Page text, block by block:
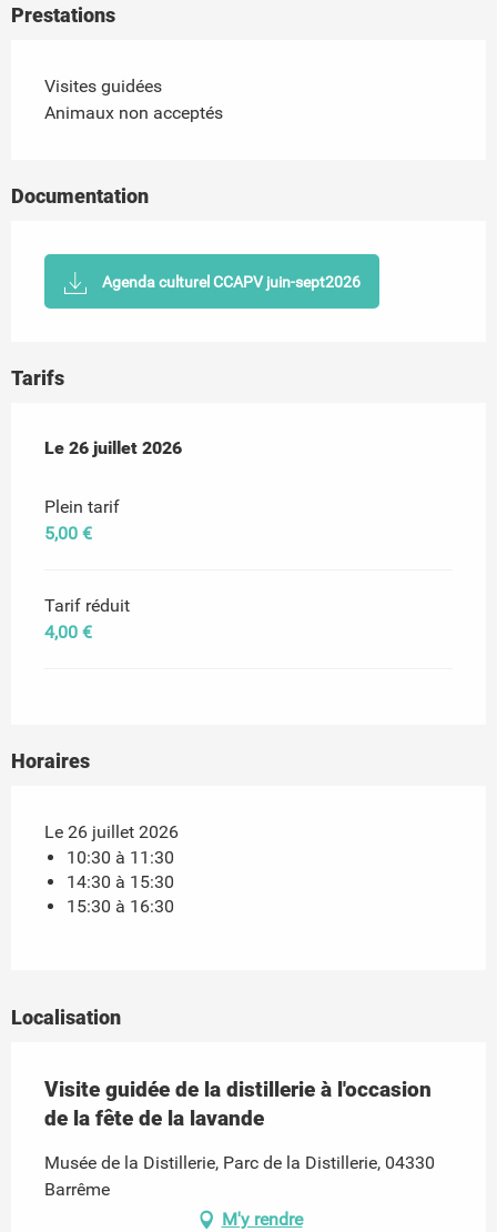
Prestations
Visites guidées
Animaux non acceptés
Documentation
Agenda culturel CCAPV juin-sept2026
Tarifs
Le 26 juillet 2026
Le 26 juillet 2026
Plein tarif
5,00 €
Tarif réduit
4,00 €
Horaires
Le 26 juillet 2026
10:30 à 11:30
14:30 à 15:30
15:30 à 16:30
Localisation
Visite guidée de la distillerie à l'occasion
de la fête de la lavande
Musée de la Distillerie, Parc de la Distillerie, 04330
Barrême
M'y rendre